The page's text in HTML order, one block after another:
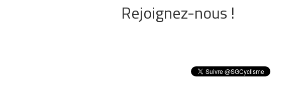
Rejoignez-nous !